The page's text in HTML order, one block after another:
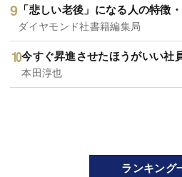
「悲しい老後」になる人の特徴
ダイヤモンド社書籍編集局
今すぐ昇進させたほうがいい社
本田淳也
ランキング